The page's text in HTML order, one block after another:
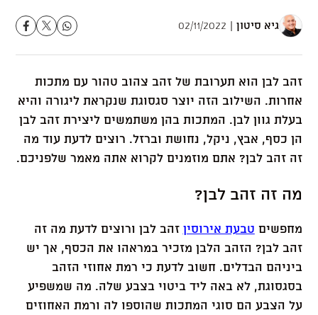
גיא סיטון 02/11/2022
זהב לבן הוא תערובת של זהב צהוב טהור עם מתכות
אחרות. השילוב הזה יוצר סגסוגת שנקראת ליגורה והיא
בעלת גוון לבן. המתכות בהן משתמשים ליצירת זהב לבן
הן כסף, אבץ, ניקל, נחושת וברזל. רוצים לדעת עוד מה
זה זהב לבן? אתם מוזמנים לקרוא אתה מאמר שלפניכם.
מה זה זהב לבן?
מחפשים טבעת אירוסין זהב לבן ורוצים לדעת מה זה
זהב לבן? הזהב הלבן מזכיר במראהו את הכסף, אך יש
ביניהם הבדלים. חשוב לדעת כי רמת אחוזי הזהב
בסגסוגת, לא באה ליד ביטוי בצבע שלה. מה שמשפיע
על הצבע הם סוגי המתכות שהוספו לה ורמת האחוזים